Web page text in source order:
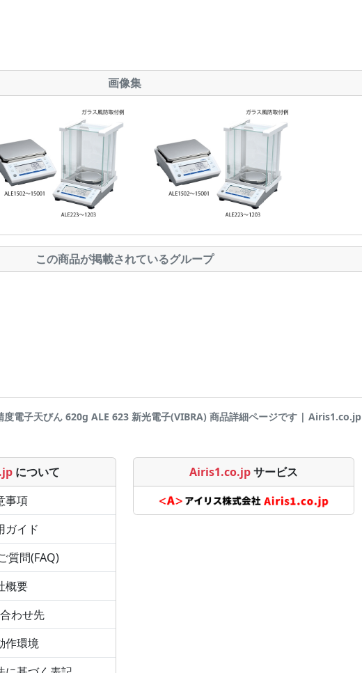
画像集
この商品が掲載されているグループ
度電子天びん 620g ALE 623 新光電子(VIBRA) 商品詳細ページです | Airis1.co.jp
について
事項
ガイド
質問(FAQ)
概要
わせ先
作環境
Airis1.co.jpサービス